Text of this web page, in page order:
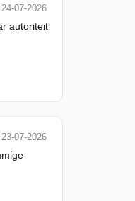
24-07-2026
autoriteit
23-07-2026